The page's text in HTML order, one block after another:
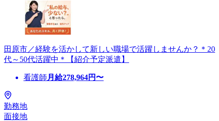
田原市／経験を活かして新しい職場で活躍しませんか？＊20
代～50代活躍中＊【紹介予定派遣】
看護師 月給278,964円〜
勤務地
面接地